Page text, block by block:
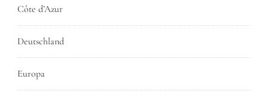
Côte d’Azur
Deutschland
Europa